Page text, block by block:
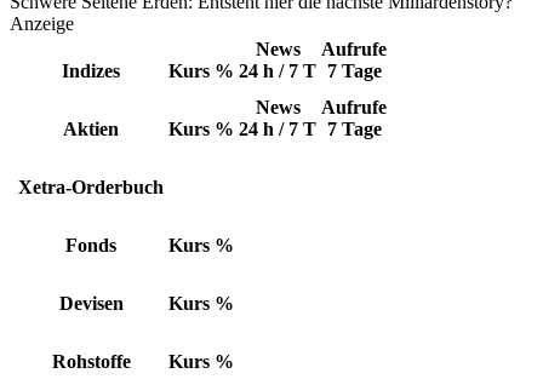
Anzeige
Indizes Kurs %
News
24 h / 7 T
Aufrufe
7 Tage
Aktien Kurs %
News
24 h / 7 T
Aufrufe
7 Tage
Xetra-Orderbuch
Fonds Kurs %
Devisen Kurs %
Rohstoffe Kurs %